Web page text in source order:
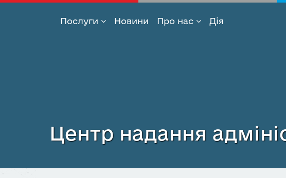
Послуги Новини Про нас Дія
Центр надання